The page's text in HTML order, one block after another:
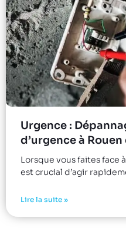
Urgence :
d’urgence à Rouen
Lorsque vous faites face
est crucial d’agir
Lire la suite »